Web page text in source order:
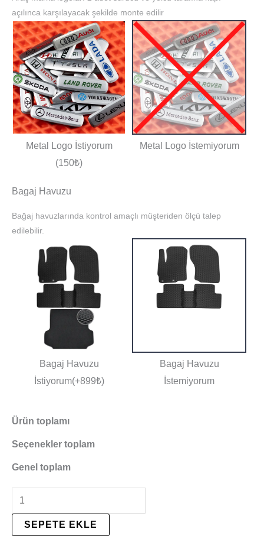
açılınca karşılayacak şekilde monte edilir
Metal Logo İstiyorum
(150₺)
Metal Logo İstemiyorum
Bagaj Havuzu
Bağaj havuzlarında kontrol amaçlı müşteriden ölçü talep
edilebilir.
Bagaj Havuzu
İstiyorum(+899₺)
Bagaj Havuzu
İstemiyorum
Ürün toplamı
Seçenekler toplam
Genel toplam
SEPETE EKLE